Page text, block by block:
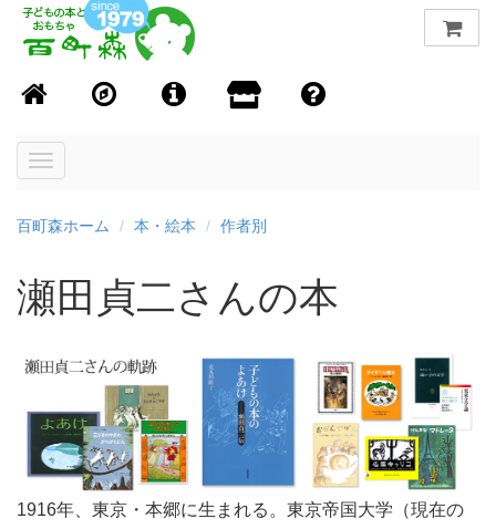
Toggle
百町森ホーム 本・絵本 作者別
瀬田貞二さんの本
1916年、東京・本郷に生まれる。東京帝国大学（現在の